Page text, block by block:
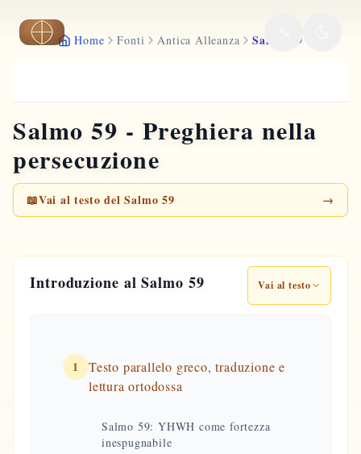
Vai al contenuto principale
Home Fonti Antica Alleanza Salmo 59
Salmo 59 - Preghiera nella
persecuzione
📖Vai al testo del Salmo 59 →
Introduzione al Salmo 59 Vai al testo
1
Testo parallelo greco, traduzione e
lettura ortodossa
Salmo 59: YHWH come fortezza
inespugnabile